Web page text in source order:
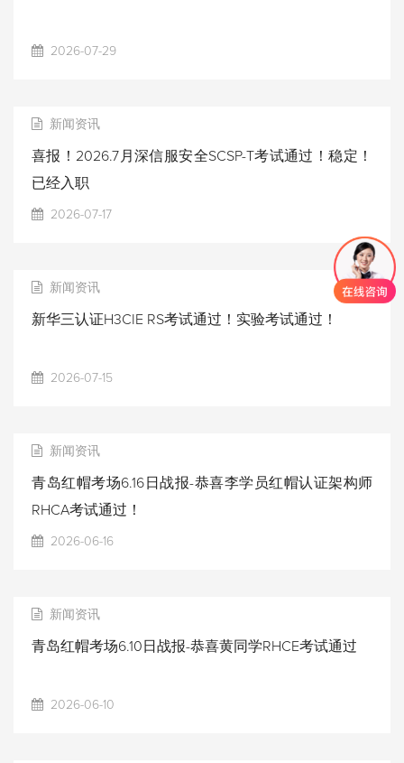
2026-07-29
新闻资讯
喜报！2026.7月深信服安全SCSP-T考试通过！稳定！
已经入职
2026-07-17
新闻资讯
新华三认证H3CIE RS考试通过！实验考试通过！
2026-07-15
新闻资讯
青岛红帽考场6.16日战报-恭喜李学员红帽认证架构师
RHCA考试通过！
2026-06-16
新闻资讯
青岛红帽考场6.10日战报-恭喜黄同学RHCE考试通过
2026-06-10